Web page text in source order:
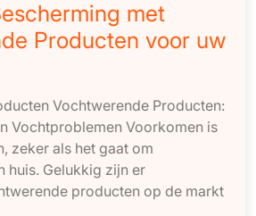
met
Producten voor uw
Vochtwerende Producten:
Vochtproblemen Voorkomen is
zeker als het gaat om
huis. Gelukkig zijn er
producten op de markt